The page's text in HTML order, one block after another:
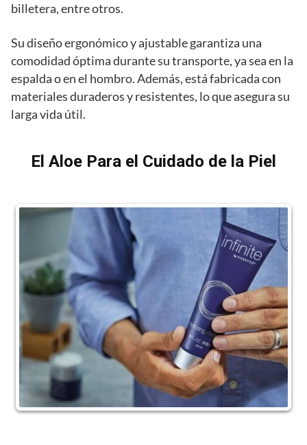
billetera, entre otros.
Su diseño ergonómico y ajustable garantiza una
comodidad óptima durante su transporte, ya sea en la
espalda o en el hombro. Además, está fabricada con
materiales duraderos y resistentes, lo que asegura su
larga vida útil.
El Aloe Para el Cuidado de la Piel